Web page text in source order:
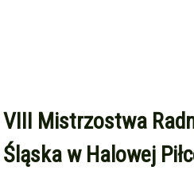
VIII Mistrzostwa
Śląska w Halowej